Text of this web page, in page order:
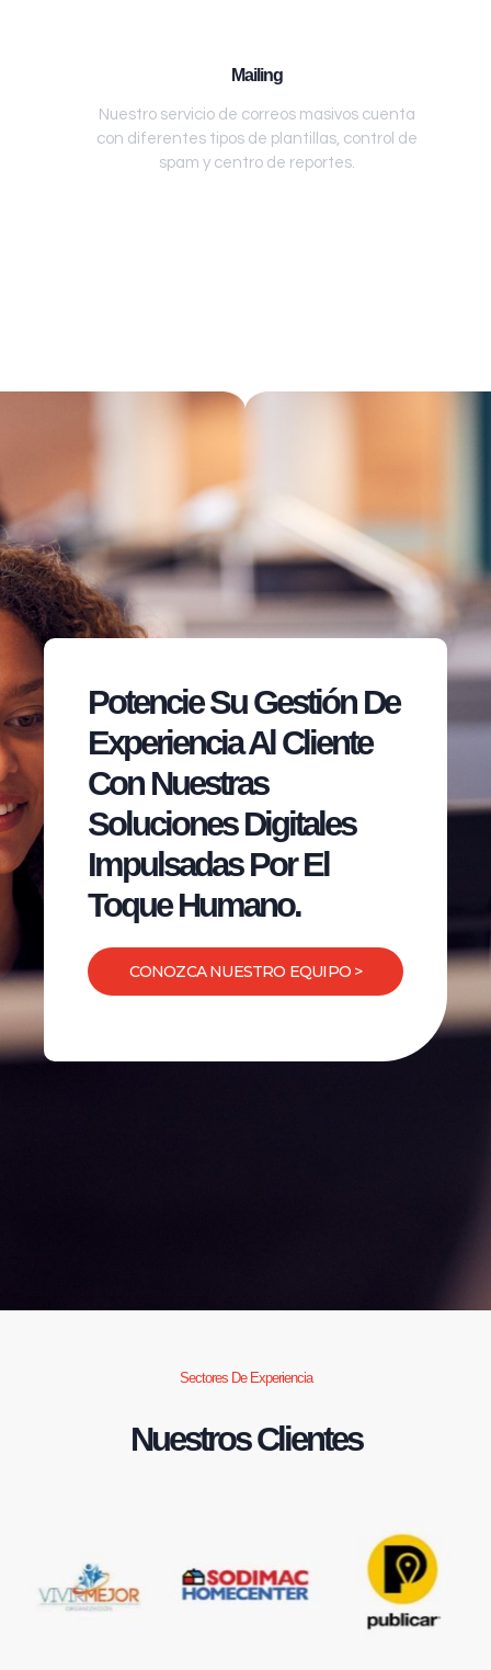
Mailing
Nuestro servicio de correos masivos cuenta
con diferentes tipos de plantillas, control de
spam y centro de reportes.
Potencie Su Gestión De
Experiencia Al Cliente
Con Nuestras
Soluciones Digitales
Impulsadas Por El
Toque Humano.
CONOZCA NUESTRO EQUIPO >
Sectores De Experiencia
Nuestros Clientes